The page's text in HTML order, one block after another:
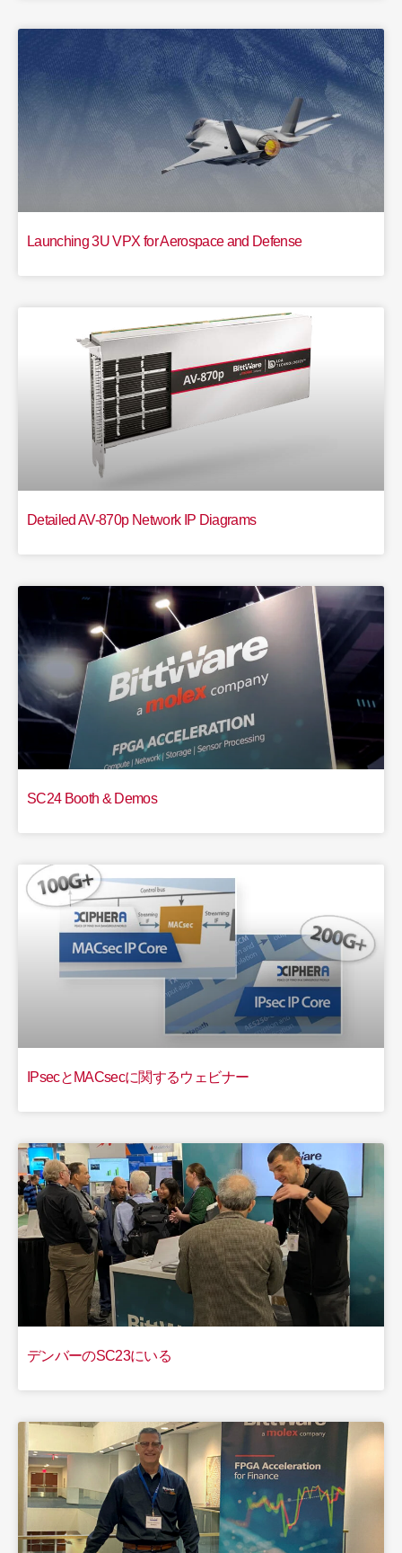
Launching 3U VPX for Aerospace and Defense
Detailed AV-870p Network IP Diagrams
SC24 Booth & Demos
IPsecとMACsecに関するウェビナー
デンバーのSC23にいる